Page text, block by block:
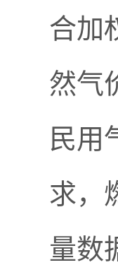
合加
然气
民用
求，
量数